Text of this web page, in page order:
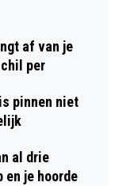
af van je
per
pinnen niet
al drie
en je hoorde